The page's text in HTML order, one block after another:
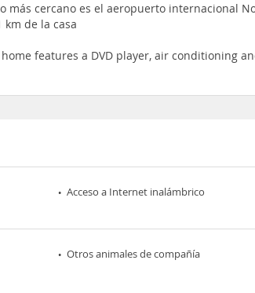
más cercano es el aeropuerto internacional
km de la casa
features a DVD player, air conditioning
Acceso a Internet inalámbrico
Otros animales de compañía